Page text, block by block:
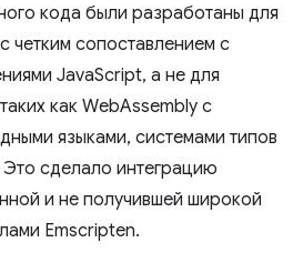
кода были разработаны для
четким сопоставлением с
JavaScript, а не для
как WebAssembly с
языками, системами типов
сделало интеграцию
и не получившей широкой
Emscripten.